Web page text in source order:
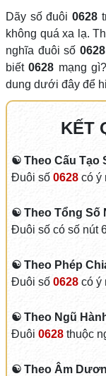
Dãy số đuôi0628
không quá xa lạ.
nghĩa đuôi số 0628
biết0628 mạng
dung dưới đây để
KẾT
☯ Theo Cấu Tạo
Đuôi số 0628có ý
☯ Theo Tổng Số
Đuôi số có số nút
☯ Theo Phép
Đuôi số 0628có ý
☯ Theo Ngũ
Đuôi 0628thuộc
☯ Theo Âm